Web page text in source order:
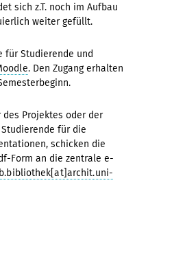
sich z.T. noch im Aufbau
weiter gefüllt.
für Studierende und
. Den Zugang erhalten
des Projektes oder der
für die
schicken die
Form an die zentrale e-